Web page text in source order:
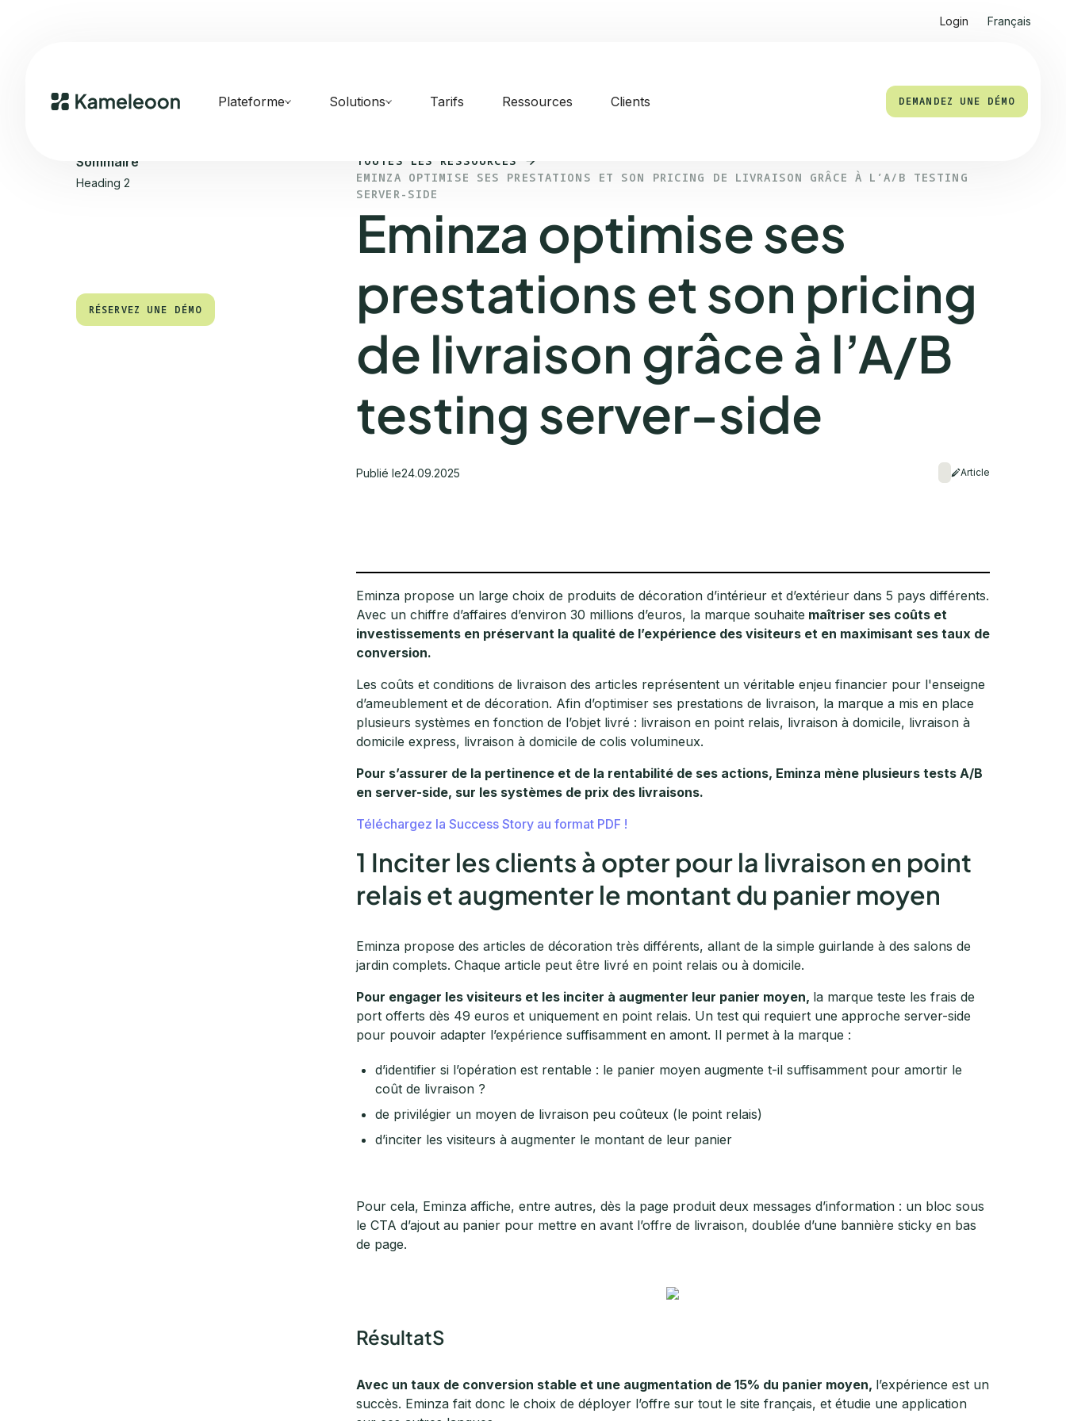
Login Français
Plateforme Solutions Tarifs Ressources Clients DEMANDEZ UNE DÉMO
Sommaire
Heading 2
RÉSERVEZ UNE DÉMO
TOUTES LES RESSOURCES
EMINZA OPTIMISE SES PRESTATIONS ET SON PRICING DE LIVRAISON GRÂCE À L’A/B TESTING
SERVER-SIDE
Eminza optimise ses
prestations et son pricing
de livraison grâce à l’A/B
testing server-side
Publié le24.09.2025 Article
Eminza propose un large choix de produits de décoration d’intérieur et d’extérieur dans 5 pays différents.
Avec un chiffre d’affaires d’environ 30 millions d’euros, la marque souhaite maîtriser ses coûts et
investissements en préservant la qualité de l’expérience des visiteurs et en maximisant ses taux de
conversion.
Les coûts et conditions de livraison des articles représentent un véritable enjeu financier pour l'enseigne
d’ameublement et de décoration. Afin d’optimiser ses prestations de livraison, la marque a mis en place
plusieurs systèmes en fonction de l’objet livré : livraison en point relais, livraison à domicile, livraison à
domicile express, livraison à domicile de colis volumineux.
Pour s’assurer de la pertinence et de la rentabilité de ses actions, Eminza mène plusieurs tests A/B
en server-side, sur les systèmes de prix des livraisons.
Téléchargez la Success Story au format PDF !
1 Inciter les clients à opter pour la livraison en point
relais et augmenter le montant du panier moyen
Eminza propose des articles de décoration très différents, allant de la simple guirlande à des salons de
jardin complets. Chaque article peut être livré en point relais ou à domicile.
Pour engager les visiteurs et les inciter à augmenter leur panier moyen, la marque teste les frais de
port offerts dès 49 euros et uniquement en point relais. Un test qui requiert une approche server-side
pour pouvoir adapter l’expérience suffisamment en amont. Il permet à la marque :
d’identifier si l’opération est rentable : le panier moyen augmente t-il suffisamment pour amortir le
coût de livraison ?
de privilégier un moyen de livraison peu coûteux (le point relais)
d’inciter les visiteurs à augmenter le montant de leur panier
Pour cela, Eminza affiche, entre autres, dès la page produit deux messages d’information : un bloc sous
le CTA d’ajout au panier pour mettre en avant l’offre de livraison, doublée d’une bannière sticky en bas
de page.
RésultatS
Avec un taux de conversion stable et une augmentation de 15% du panier moyen, l’expérience est un
succès. Eminza fait donc le choix de déployer l’offre sur tout le site français, et étudie une application